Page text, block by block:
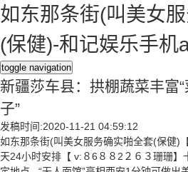
如东那条街(叫美女
(保健)-和记娱乐手机
toggle navigation
新疆莎车县：拱棚蔬菜丰富“
子”
发稿时间:2020-11-21 04:59:12
如东那条街(叫美女服务确实啪全套(保健)
天24小时安排【 v:８6８８2２６３珊珊】